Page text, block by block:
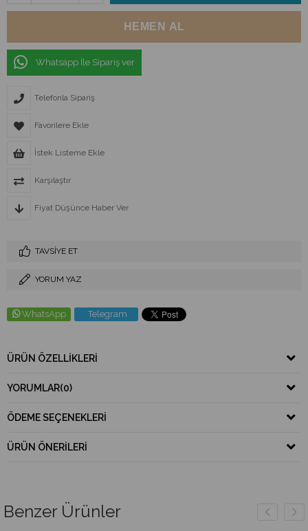
Whatsapp İle Sipariş ver
Telefonla Sipariş
Favorilere Ekle
İstek Listeme Ekle
Karşılaştır
Fiyat Düşünce Haber Ver
TAVSIYE ET
YORUM YAZ
WhatsApp Telegram
ÜRÜN ÖZELLIKLERI
YORUMLAR(0)
ÖDEME SEÇENEKLERI
ÜRÜN ÖNERILERI
Benzer Ürünler